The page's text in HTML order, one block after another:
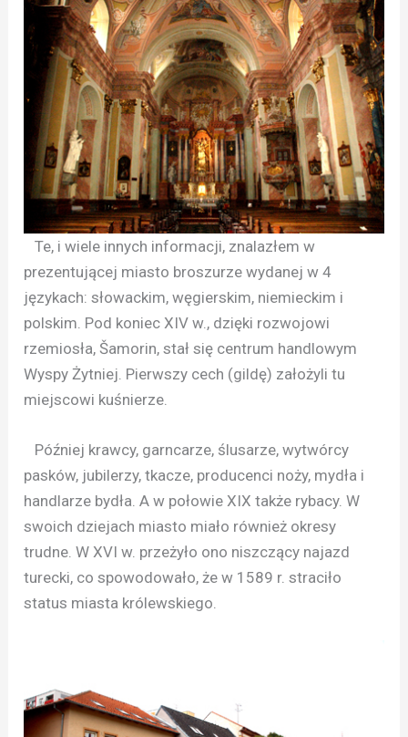
Te, i wiele innych informacji, znalazłem w
prezentującej miasto broszurze wydanej w 4
językach: słowackim, węgierskim, niemieckim i
polskim. Pod koniec XIV w., dzięki rozwojowi
rzemiosła, Šamorin, stał się centrum handlowym
Wyspy Żytniej. Pierwszy cech (gildę) założyli tu
miejscowi kuśnierze.
Później krawcy, garncarze, ślusarze, wytwórcy
pasków, jubilerzy, tkacze, producenci noży, mydła i
handlarze bydła. A w połowie XIX także rybacy. W
swoich dziejach miasto miało również okresy
trudne. W XVI w. przeżyło ono niszczący najazd
turecki, co spowodowało, że w 1589 r. straciło
status miasta królewskiego.